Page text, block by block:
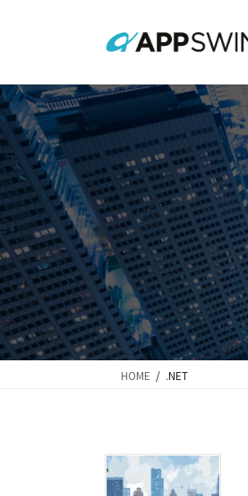
ツ
に
移
動
シ
ョ
ン
に
移
動
HOME .NET